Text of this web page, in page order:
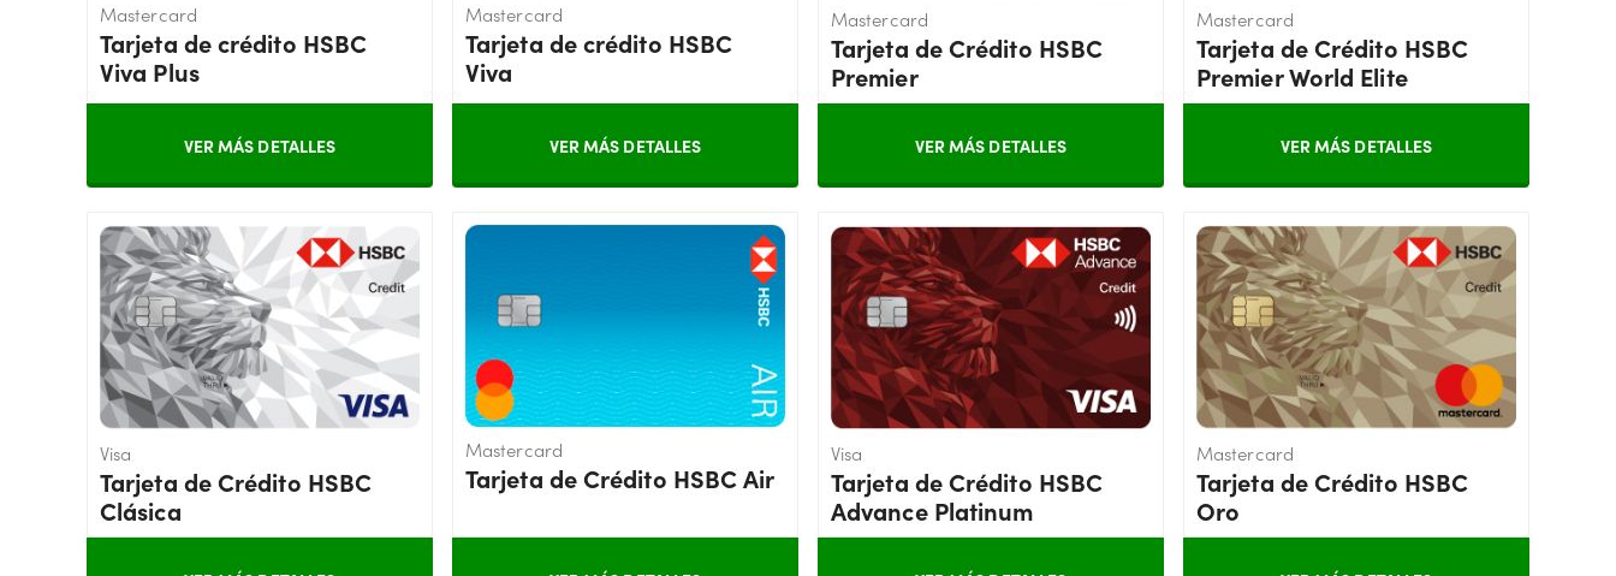
Mastercard
Tarjeta de crédito HSBC
Viva Plus
VER MÁS DETALLES
Mastercard
Tarjeta de crédito HSBC
Viva
VER MÁS DETALLES
Mastercard
Tarjeta de Crédito HSBC
Premier
VER MÁS DETALLES
Mastercard
Tarjeta de Crédito HSBC
Premier World Elite
VER MÁS DETALLES
Visa
Tarjeta de Crédito HSBC
Clásica
Mastercard
Tarjeta de Crédito HSBC Air
Visa
Tarjeta de Crédito HSBC
Advance Platinum
Mastercard
Tarjeta de Crédito HSBC
Oro